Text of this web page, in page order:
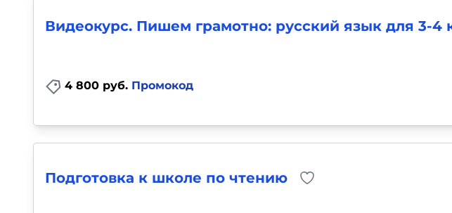
Видеокурс. Пишем грамотно: русский язык для 3-4
4 800 руб. Промокод
Подготовка к школе по чтению